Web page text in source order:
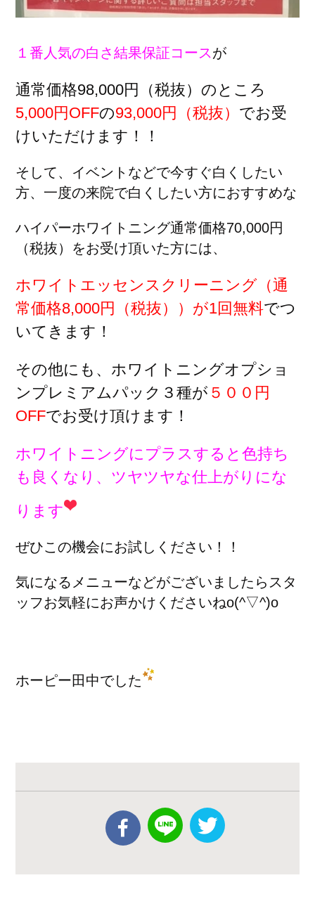
１番人気の白さ結果保証コースが
通常価格98,000円（税抜）のところ
5,000円OFFの93,000円（税抜） でお受
けいただけます！！
そして、イベントなどで今すぐ白くしたい
方、一度の来院で白くしたい方におすすめな
ハイパーホワイトニング通常価格70,000円
（税抜）をお受け頂いた方には、
ホワイトエッセンスクリーニング（通
常価格8,000円（税抜））が1回無料でつ
いてきます！
その他にも、ホワイトニングオプショ
ンプレミアムパック３種が ５００円
OFFでお受け頂けます！
ホワイトニングにプラスすると色持ち
も良くなり、ツヤツヤな仕上がりにな
ります
ぜひこの機会にお試しください！！
気になるメニューなどがございましたらスタ
ッフお気軽にお声かけくださいねo(^▽^)o
ホーピー田中でした